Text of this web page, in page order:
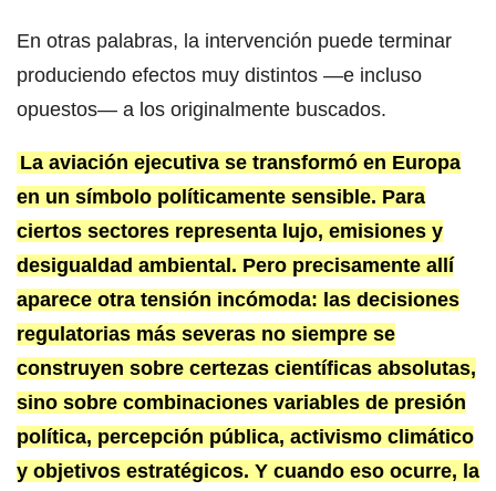
En otras palabras, la intervención puede terminar
produciendo efectos muy distintos —e incluso
opuestos— a los originalmente buscados.
La aviación ejecutiva se transformó en Europa
en un símbolo políticamente sensible. Para
ciertos sectores representa lujo, emisiones y
desigualdad ambiental. Pero precisamente allí
aparece otra tensión incómoda: las decisiones
regulatorias más severas no siempre se
construyen sobre certezas científicas absolutas,
sino sobre combinaciones variables de presión
política, percepción pública, activismo climático
y objetivos estratégicos. Y cuando eso ocurre, la